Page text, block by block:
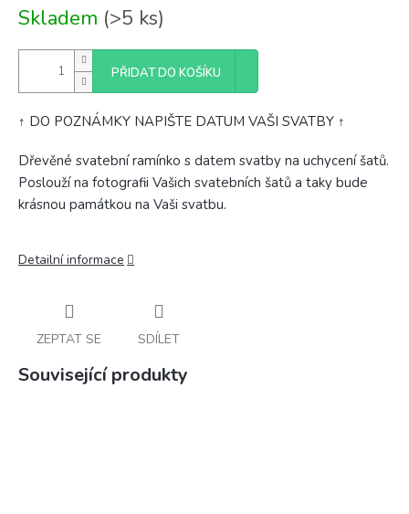
cena:
Skladem (>5 ks)
PŘIDAT DO KOŠÍKU
↑ DO POZNÁMKY NAPIŠTE DATUM VAŠI SVATBY ↑
Dřevěné svatební ramínko s datem svatby na uchycení šatů.
Poslouží na fotografii Vašich svatebních šatů a taky bude
krásnou památkou na Vaši svatbu.
Detailní informace
ZEPTAT SE SDÍLET
Související produkty